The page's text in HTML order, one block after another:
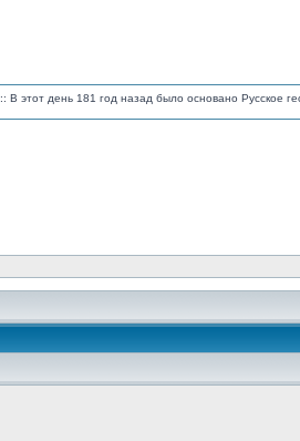
:: В этот день 181 год назад было основано Русское